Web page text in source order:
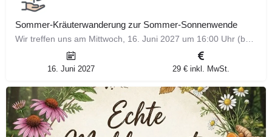
Sommer-Kräuterwanderung zur Sommer-Sonnenwende
16. Juni 2027 29 € inkl. MwSt.